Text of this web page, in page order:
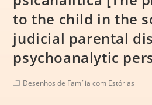
to the child in the
judicial parental
psychoanalytic
Desenhos de Família com Estórias